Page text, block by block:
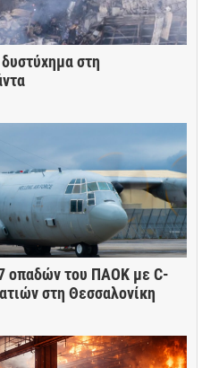
στη
οπαδών του ΠΑΟΚ με C-
στη Θεσσαλονίκη